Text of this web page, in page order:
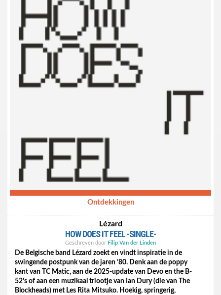
Ontdekkingen
Lézard
HOW DOES IT FEEL -SINGLE-
Geschreven door Filip Van der Linden
De Belgische band Lézard zoekt en vindt inspiratie in de
swingende postpunk van de jaren ’80. Denk aan de poppy
kant van TC Matic, aan de 2025-update van Devo en the B-
52’s of aan een muzikaal triootje van Ian Dury (die van The
Blockheads) met Les Rita Mitsuko. Hoekig, springerig,